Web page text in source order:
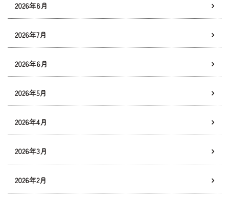
2026年8月
2026年7月
2026年6月
2026年5月
2026年4月
2026年3月
2026年2月